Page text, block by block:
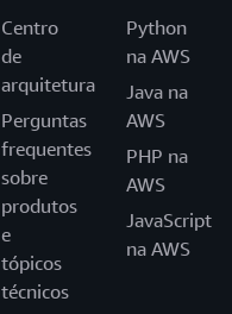
Centro
de
arquitetura
Perguntas
frequentes
sobre
produtos
e
tópicos
técnicos
Python
na AWS
Java na
AWS
PHP na
AWS
JavaScript
na AWS